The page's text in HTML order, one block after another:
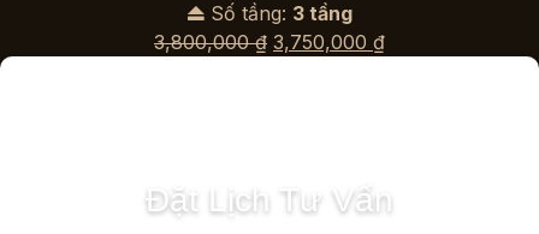
Số tầng: 3 tầng
3,800,000₫ Giá
3,750,000 ₫Giá
Đặt Lịch Tư Vấn